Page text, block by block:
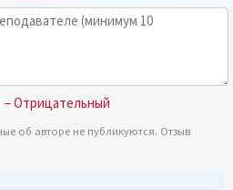
– Отрицательный
об авторе не публикуются. Отзыв